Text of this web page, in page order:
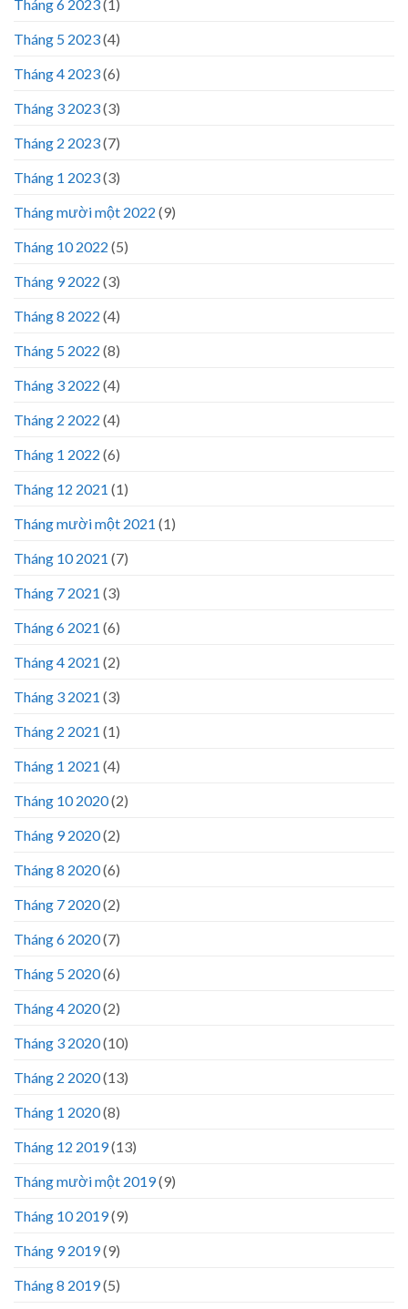
Tháng 6 2023(1)
Tháng 5 2023(4)
Tháng 4 2023(6)
Tháng 3 2023(3)
Tháng 2 2023(7)
Tháng 1 2023(3)
Tháng mười một 2022 (9)
Tháng 10 2022 (5)
Tháng 9 2022 (3)
Tháng 8 2022 (4)
Tháng 5 2022 (8)
Tháng 3 2022 (4)
Tháng 2 2022 (4)
Tháng 1 2022 (6)
Tháng 12 2021 (1)
Tháng mười một 2021 (1)
Tháng 10 2021 (7)
Tháng 7 2021 (3)
Tháng 6 2021 (6)
Tháng 4 2021 (2)
Tháng 3 2021 (3)
Tháng 2 2021 (1)
Tháng 1 2021 (4)
Tháng 10 2020(2)
Tháng 9 2020(2)
Tháng 8 2020(6)
Tháng 7 2020(2)
Tháng 6 2020(7)
Tháng 5 2020(6)
Tháng 4 2020(2)
Tháng 3 2020(10)
Tháng 2 2020(13)
Tháng 1 2020(8)
Tháng 12 2019(13)
Tháng mười một 2019(9)
Tháng 10 2019(9)
Tháng 9 2019(9)
Tháng 8 2019(5)